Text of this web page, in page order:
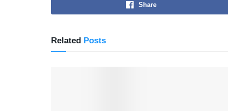
Share
Related Posts